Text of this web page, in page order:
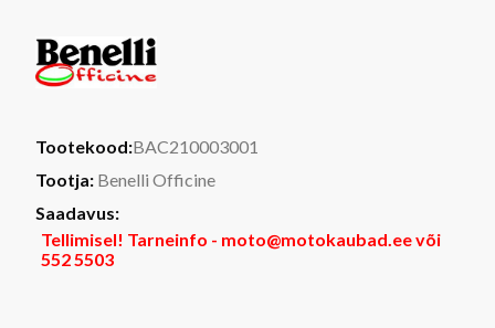
Tootekood:BAC210003001
Tootja: Benelli Officine
Saadavus:
Tellimisel! Tarneinfo - moto@motokaubad.ee või
552 5503